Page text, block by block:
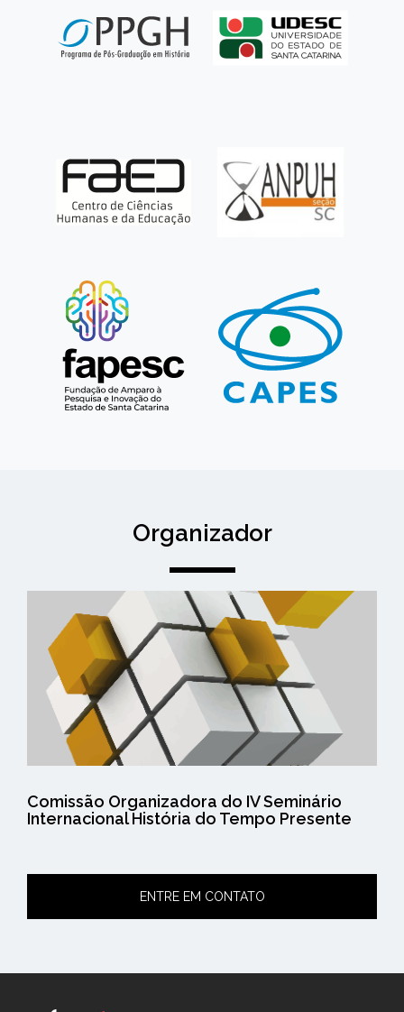
Organizador
Comissão Organizadora do IV Seminário
Internacional História do Tempo Presente
ENTRE EM CONTATO